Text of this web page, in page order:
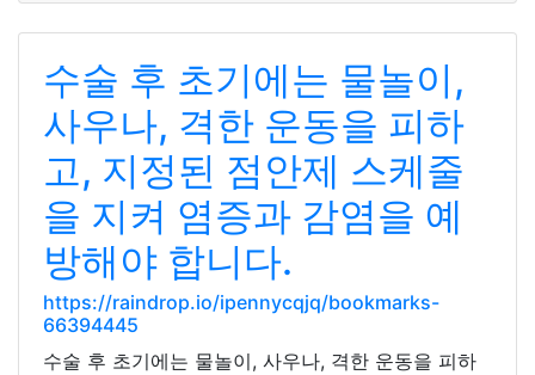
수술 후 초기에는 물놀이,
사우나, 격한 운동을 피하
고, 지정된 점안제 스케줄
을 지켜 염증과 감염을 예
방해야 합니다.
https://raindrop.io/ipennycqjq/bookmarks-
66394445
수술 후 초기에는 물놀이, 사우나, 격한 운동을 피하